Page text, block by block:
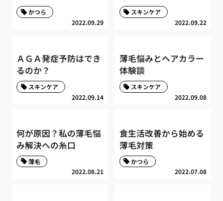
2022.09.29
かつら
2022.09.22
スキンケア
ＡＧＡ発症予防はでき
るのか？
2022.09.14
スキンケア
薄毛悩みとヘアカラー
体験談
2022.09.08
スキンケア
何が原因？私の薄毛悩
み解決への糸口
2022.08.21
薄毛
食生活改善から始める
薄毛対策
2022.07.08
かつら